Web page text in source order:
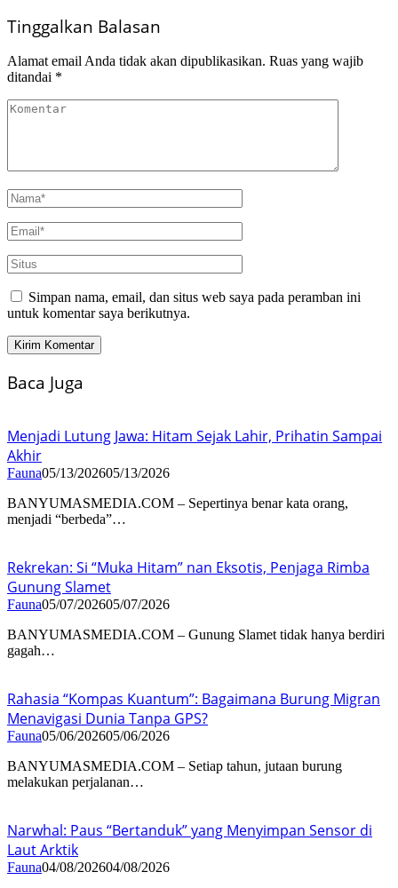
Tinggalkan Balasan
Alamat email Anda tidak akan dipublikasikan. Ruas yang wajib
ditandai *
Simpan nama, email, dan situs web saya pada peramban ini
untuk komentar saya berikutnya.
Baca Juga
Menjadi Lutung Jawa: Hitam Sejak Lahir, Prihatin Sampai
Akhir
Fauna05/13/202605/13/2026
BANYUMASMEDIA.COM – Sepertinya benar kata orang,
menjadi “berbeda”…
Rekrekan: Si “Muka Hitam” nan Eksotis, Penjaga Rimba
Gunung Slamet
Fauna05/07/202605/07/2026
BANYUMASMEDIA.COM – Gunung Slamet tidak hanya berdiri
gagah…
Rahasia “Kompas Kuantum”: Bagaimana Burung Migran
Menavigasi Dunia Tanpa GPS?
Fauna05/06/202605/06/2026
BANYUMASMEDIA.COM – Setiap tahun, jutaan burung
melakukan perjalanan…
Narwhal: Paus “Bertanduk” yang Menyimpan Sensor di
Laut Arktik
Fauna04/08/202604/08/2026